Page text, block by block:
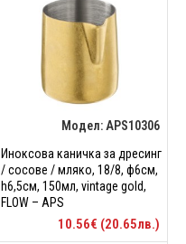
Модел: APS10306
Иноксова каничка за дресинг
/ сосове / мляко, 18/8, ф6см,
h6,5см, 150мл, vintage gold,
FLOW – APS
10.56€ (20.65лв.)